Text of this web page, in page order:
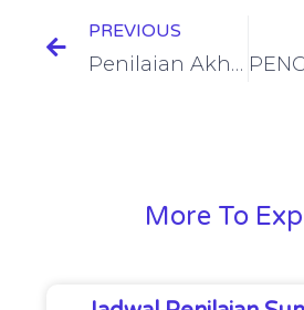
PREVIOUS
Penilaian Akhir Semester Ganjil Tahun Pelajaran 2021-2022
More To